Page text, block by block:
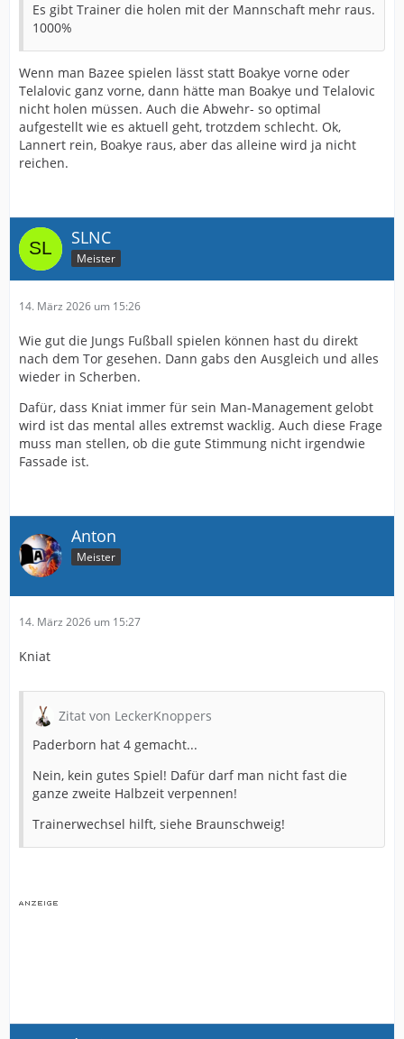
Es gibt Trainer die holen mit der Mannschaft mehr raus.
1000%
Wenn man Bazee spielen lässt statt Boakye vorne oder
Telalovic ganz vorne, dann hätte man Boakye und Telalovic
nicht holen müssen. Auch die Abwehr- so optimal
aufgestellt wie es aktuell geht, trotzdem schlecht. Ok,
Lannert rein, Boakye raus, aber das alleine wird ja nicht
reichen.
SLNC
Meister
14. März 2026 um 15:26
Wie gut die Jungs Fußball spielen können hast du direkt
nach dem Tor gesehen. Dann gabs den Ausgleich und alles
wieder in Scherben.
Dafür, dass Kniat immer für sein Man-Management gelobt
wird ist das mental alles extremst wacklig. Auch diese Frage
muss man stellen, ob die gute Stimmung nicht irgendwie
Fassade ist.
Anton
Meister
14. März 2026 um 15:27
Kniat
Zitat von LeckerKnoppers
Paderborn hat 4 gemacht...
Nein, kein gutes Spiel! Dafür darf man nicht fast die
ganze zweite Halbzeit verpennen!
Trainerwechsel hilft, siehe Braunschweig!